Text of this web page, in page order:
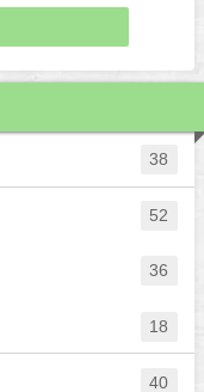
38
52
36
18
40